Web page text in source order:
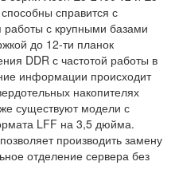
справится с
с крупными базами
до 12-ти планок
DDR с частотой работы в
информации происходит
накопителях
существуют модели с
LFF на 3,5 дюйма.
производить замену
отделение сервера без